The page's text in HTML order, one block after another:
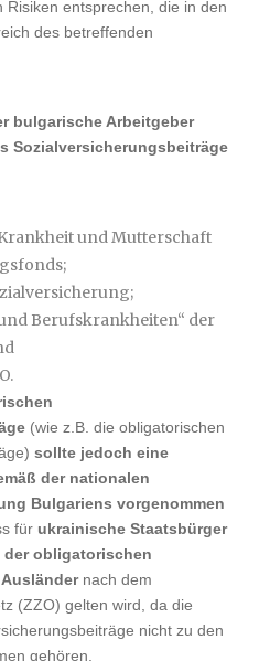
Risiken entsprechen, die in den
des betreffenden
bulgarische Arbeitgeber
Sozialversicherungsbeiträge
und Mutterschaft
Berufskrankheiten“ der
(wie z.B. die obligatorischen
sollte jedoch eine
der nationalen
Bulgariens vorgenommen
für ukrainische Staatsbürger
der obligatorischen
nach dem
(ZZO) gelten wird, da die
nicht zu den
gehören.